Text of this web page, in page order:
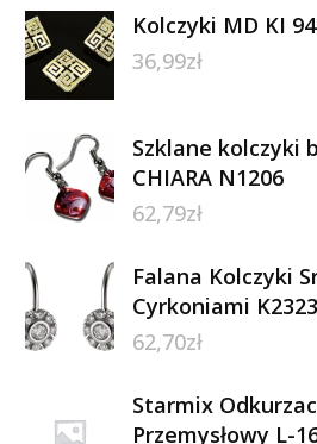
Kolczyki MD KI
36,99zł
Szklane kolczyki
CHIARA N1206
62,79zł
Falana Kolczyki
Cyrkoniami
62,70zł
Starmix
Przemysłowy L-